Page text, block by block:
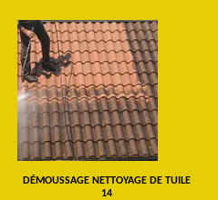
DÉMOUSSAGE NETTOYAGE DE TUILE
14